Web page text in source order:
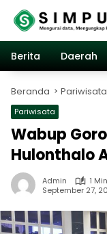
Langsung
konten
Berita
Daerah
Beranda Pariwisata
Pariwisata
Wabup
Hulonthalo
Admin
1
September 27,